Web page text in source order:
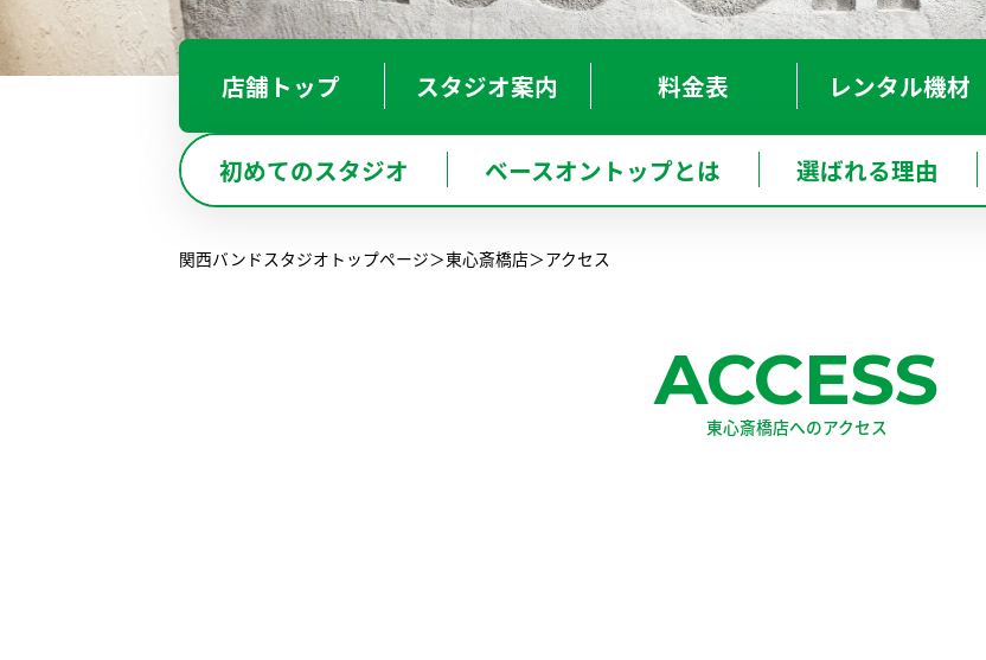
BOT-KYOBASHI
京橋店
BOT-SAKAI
堺-深井駅前店
兵 庫 神戸三宮店 尼崎店
店舗 トップ スタジオ案内 料金表 レンタル機材
初めてのスタジオ ベースオントップとは 選ばれる理由
関西バンドスタジオトップページ 東心斎橋店 アクセス
ACCESS
東心斎橋店へのアクセス